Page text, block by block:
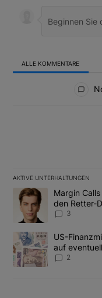
ALLE KOMMENTARE
AKTIVE UNTERHALTUNGEN
Das Folgende ist
Ein Trendartikel mit
Margin
den Retter-
3
Ein Trendartikel mit
US-
auf
2